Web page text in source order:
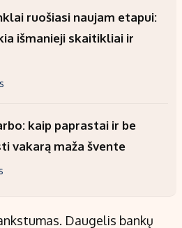
ruošiasi naujam etapui:
išmanieji skaitikliai ir
kaip paprastai ir be
vakarą maža švente
Daugelis bankų